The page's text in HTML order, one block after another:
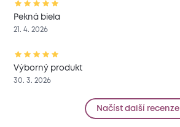
Pekná biela
21. 4. 2026
Výborný produkt
30. 3. 2026
Načíst další recenze